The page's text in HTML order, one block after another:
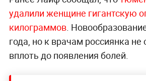
удалили женщине гигантскую
килограммов.
года, но к врачам россиянка
вплоть до появления болей.